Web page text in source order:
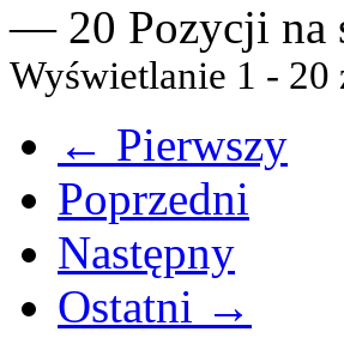
— 20 Pozycji na
Wyświetlanie 1 - 20
← Pierwszy
Poprzedni
Następny
Ostatni →